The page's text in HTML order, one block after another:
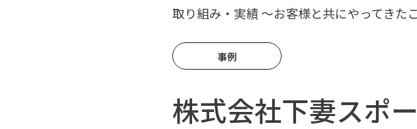
取り組み・実績〜お客様と共にやってきた
事例
株式会社下妻スポ